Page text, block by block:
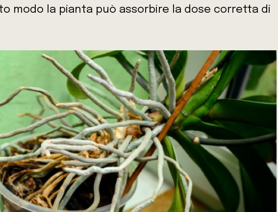
modo la pianta può assorbire la dose corretta di